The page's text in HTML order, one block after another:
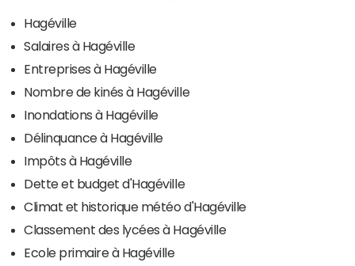
Hagéville
Salaires à Hagéville
Entreprises à Hagéville
Nombre de kinés à Hagéville
Inondations à Hagéville
Délinquance à Hagéville
Impôts à Hagéville
Dette et budget d'Hagéville
Climat et historique météo d'Hagéville
Classement des lycées à Hagéville
Ecole primaire à Hagéville